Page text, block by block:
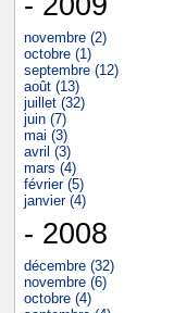
novembre (2)
octobre (1)
septembre (12)
août (13)
juillet (32)
juin (7)
mai (3)
avril (3)
mars (4)
février (5)
janvier (4)
- 2008
décembre (32)
novembre (6)
octobre (4)